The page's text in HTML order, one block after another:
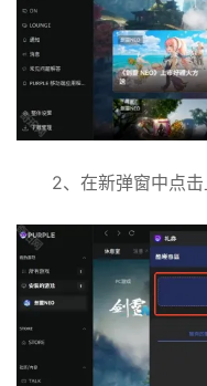
2、在新弹窗中点